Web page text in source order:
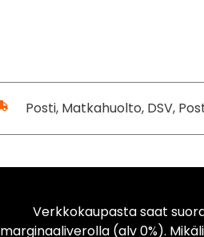
Posti, Matkahuolto, DSV,
Verkkokaupasta saat
marginaaliverolla (alv 0%).